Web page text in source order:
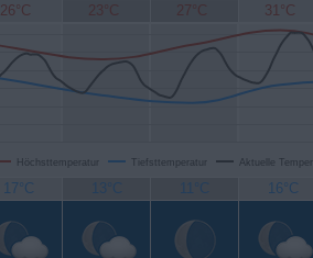
26°C 23°C 27°C 31°C
Höchsttemperatur Tiefsttemperatur Aktuelle
17°C 13°C 11°C 16°C